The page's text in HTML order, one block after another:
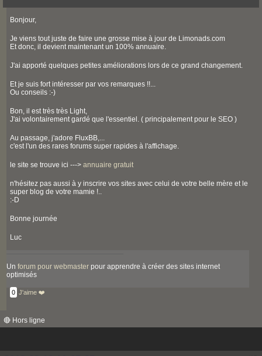
Bonjour,
Je viens tout juste de faire une grosse mise à jour de Limonads.com
Et donc, il devient maintenant un 100% annuaire.
J'ai apporté quelques petites améliorations lors de ce grand changement.
Et je suis fort intéresser par vos remarques !!...
Ou conseils :-)
Bon, il est très très Light,
J'ai volontairement gardé que l'essentiel. ( principalement pour le SEO )
Au passage, j'adore FluxBB,...
c'est l'un des rares forums super rapides à l'affichage.
le site se trouve ici ---> annuaire gratuit
n'hésitez pas aussi à y inscrire vos sites avec celui de votre belle mère et le
super blog de votre mamie !..
:-D
Bonne journée
Luc
Un forum pour webmaster pour apprendre à créer des sites internet
optimisés
0 J'aime ❤️
🔴 Hors ligne